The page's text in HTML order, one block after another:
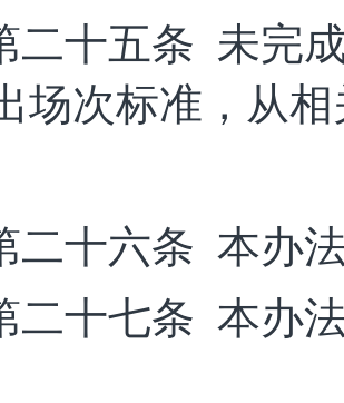
二十五条 未完
场次标准，从
二十六条 本办
二十七条 本办